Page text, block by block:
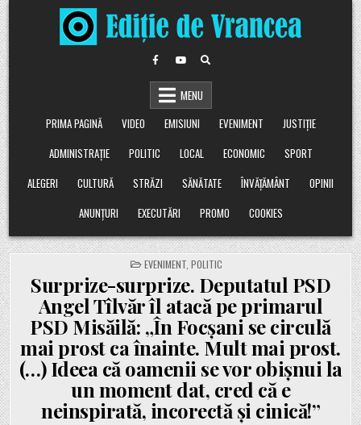
Skip
to
content
MENU
PRIMA PAGINĂ
VIDEO EMISIUNI EVENIMENT
JUSTIȚIE
ADMINISTRAȚIE
POLITIC LOCAL ECONOMIC
SPORT
ALEGERI
CULTURĂ STRĂZI SĂNĂTATE ÎNVĂȚĂMÂNT
OPINII
ANUNȚURI
EXECUTĂRI PROMO COOKIES
POSTED
IN
EVENIMENT POLITIC
Surprize-surprize. Deputatul PSD
Angel Tîlvăr îl atacă pe primarul
PSD Misăilă: „În Focșani se circulă
mai prost ca înainte. Mult mai prost.
(…) Ideea că oamenii se vor obișnui la
un moment dat, cred că e
neinspirată, incorectă și cinică!”